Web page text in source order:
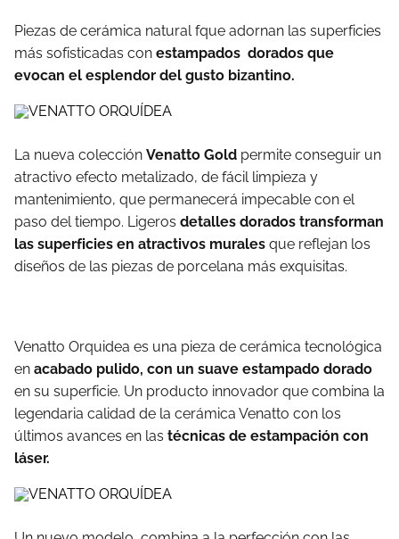
Piezas de cerámica natural fque adornan las superficies
más sofisticadas con estampados dorados que
evocan el esplendor del gusto bizantino.
La nueva colección Venatto Gold permite conseguir un
atractivo efecto metalizado, de fácil limpieza y
mantenimiento, que permanecerá impecable con el
paso del tiempo. Ligeros detalles dorados transforman
las superficies en atractivos murales que reflejan los
diseños de las piezas de porcelana más exquisitas.
Venatto Orquidea es una pieza de cerámica tecnológica
en acabado pulido, con un suave estampado dorado
en su superficie. Un producto innovador que combina la
legendaria calidad de la cerámica Venatto con los
últimos avances en las técnicas de estampación con
láser.